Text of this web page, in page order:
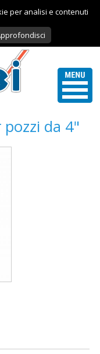
per analisi e contenuti
da 4"